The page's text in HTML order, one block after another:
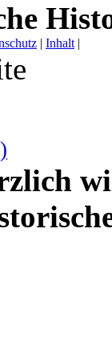
| Inhalt |